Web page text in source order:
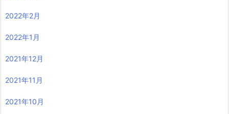
2022年2月
2022年1月
2021年12月
2021年11月
2021年10月